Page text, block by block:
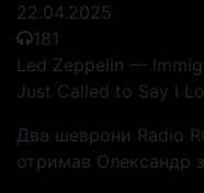
22.04.2025
181
Led Zeppelin —
Just Called to Say I
Два шеврони Radio
отримав Олександр